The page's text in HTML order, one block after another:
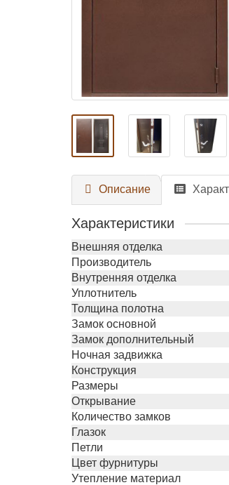
Описание
Характеристики
Внешняя отделка
Производитель
Внутренняя отделка
Уплотнитель
Толщина полотна
Замок основной
Замок дополнительный
Ночная задвижка
Конструкция
Размеры
Открывание
Количество замков
Глазок
Петли
Цвет фурнитуры
Утепление материал